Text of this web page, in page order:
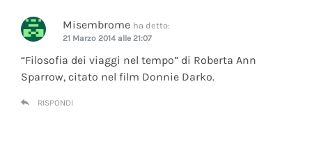
Misembrome ha detto:
21 Marzo 2014 alle 21:07
“Filosofia dei viaggi nel tempo” di Roberta Ann
Sparrow, citato nel film Donnie Darko.
RISPONDI